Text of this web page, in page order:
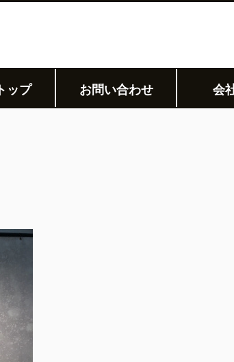
ップ お問い合わせ 会